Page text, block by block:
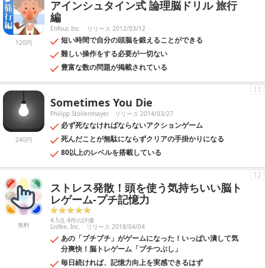
120円
アインシュタイン式 論理脳ドリル 旅行
編
Enfour, Inc. リリース 2012/03/12
短い時間で自分の頭脳を鍛えることができる
難しい操作をする必要が一切ない
豊富な数の問題が掲載されている
240円
Sometimes You Die
Philipp Stollenmayer リリース 2014/03/27
必ず死ななければならないアクションゲーム
死んだことが無駄にならずクリアの手掛かりになる
80以上のレベルを搭載している
11
無料
ストレス発散！頭を使う気持ちいい脳ト
レゲーム-プチ記憶力
4.5点 4件の評価
Lisfee, Inc. リリース 2018/04/04
あの「プチプチ」がゲームになった！いっぱい潰して気
分爽快！脳トレゲーム「プチつぶし」
毎日続ければ、記憶力向上を実感できるはず
12